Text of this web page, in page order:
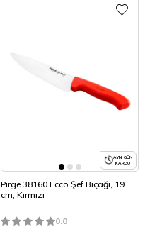
AYNI GÜN
KARGO
Pirge 38160 Ecco Şef Bıçağı, 19
cm, Kırmızı
0.0